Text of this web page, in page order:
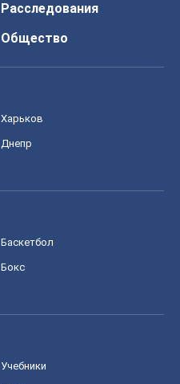
Расследования
Общество
Харьков
Днепр
Баскетбол
Бокс
Учебники